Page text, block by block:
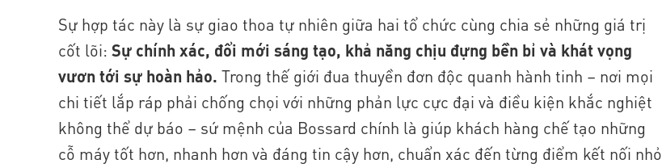
Sự hợp tác này là sự giao thoa tự nhiên giữa hai tổ chức cùng chia sẻ những giá trị
cốt lõi: Sự chính xác, đổi mới sáng tạo, khả năng chịu đựng bền bỉ và khát vọng
vươn tới sự hoàn hảo. Trong thế giới đua thuyền đơn độc quanh hành tinh – nơi mọi
chi tiết lắp ráp phải chống chọi với những phản lực cực đại và điều kiện khắc nghiệt
không thể dự báo – sứ mệnh của Bossard chính là giúp khách hàng chế tạo những
cỗ máy tốt hơn, nhanh hơn và đáng tin cậy hơn, chuẩn xác đến từng điểm kết nối nhỏ